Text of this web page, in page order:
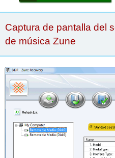
Captura de pantalla del
de música Zune